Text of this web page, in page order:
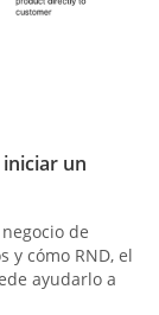
un
de
y cómo RND, el
ayudarlo a